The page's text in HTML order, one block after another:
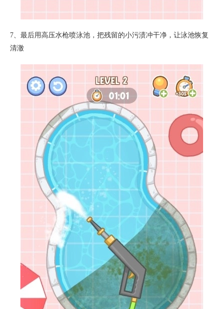
7、最后用高压水枪喷泳池，把残留的小污渍冲干净，让泳池恢复
清澈